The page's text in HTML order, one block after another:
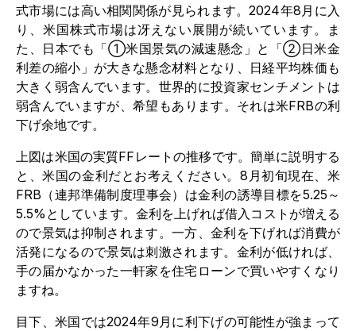
式市場には高い相関関係が見られます。2024年8月に入
り、米国株式市場は冴えない展開が続いています。ま
た、日本でも「①米国景気の減速懸念」と「②日米金
利差の縮小」が大きな懸念材料となり、日経平均株価も
大きく弱含んでいます。世界的に投資家センチメントは
弱含んでいますが、希望もあります。それは米FRBの利
下げ余地です。
上図は米国の実質FFレートの推移です。簡単に説明する
と、米国の金利だとお考えください。8月初旬現在、米
FRB（連邦準備制度理事会）は金利の誘導目標を5.25～
5.5%としています。金利を上げれば借入コストが増える
ので景気は抑制されます。一方、金利を下げれば消費が
活発になるので景気は刺激されます。金利が低ければ、
手の届かなかった一軒家を住宅ローンで買いやすくなり
ますね。
目下、米国では2024年9月に利下げの可能性が強まって